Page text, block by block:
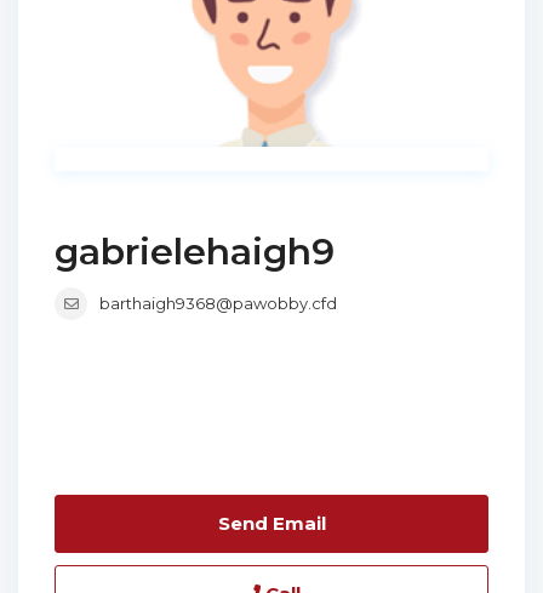
gabrielehaigh9
barthaigh9368@pawobby.cfd
Send Email